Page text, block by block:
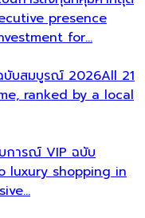
presence
for…
บับสมบูรณ์ 2026All 21
ranked by a local
การณ์ VIP ฉบับ
luxury shopping in